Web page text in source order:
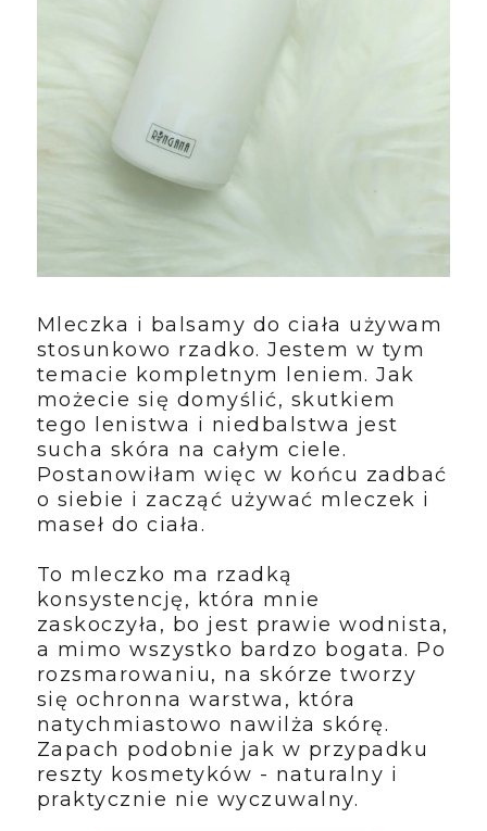
Mleczka i balsamy do ciała używam
stosunkowo rzadko. Jestem w tym
temacie kompletnym leniem. Jak
możecie się domyślić, skutkiem
tego lenistwa i niedbalstwa jest
sucha skóra na całym ciele.
Postanowiłam więc w końcu zadbać
o siebie i zacząć używać mleczek i
maseł do ciała.
To mleczko ma rzadką
konsystencję, która mnie
zaskoczyła, bo jest prawie wodnista,
a mimo wszystko bardzo bogata. Po
rozsmarowaniu, na skórze tworzy
się ochronna warstwa, która
natychmiastowo nawilża skórę.
Zapach podobnie jak w przypadku
reszty kosmetyków - naturalny i
praktycznie nie wyczuwalny.